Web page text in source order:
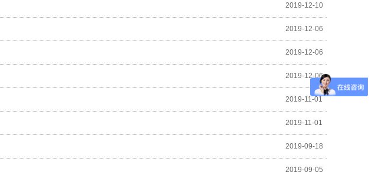
2019-12-10
2019-12-06
2019-12-06
2019-12-06
2019-11-01
2019-11-01
2019-09-18
2019-09-05